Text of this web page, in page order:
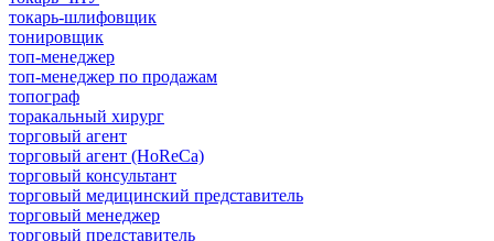
токарь-шлифовщик
тонировщик
топ-менеджер
топ-менеджер по продажам
топограф
торакальный хирург
торговый агент
торговый агент (HoReCa)
торговый консультант
торговый медицинский представитель
торговый менеджер
торговый представитель